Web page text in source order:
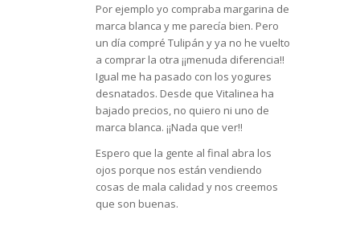
Por ejemplo yo compraba margarina de
marca blanca y me parecía bien. Pero
un día compré Tulipán y ya no he vuelto
a comprar la otra ¡¡menuda diferencia!!
Igual me ha pasado con los yogures
desnatados. Desde que Vitalinea ha
bajado precios, no quiero ni uno de
marca blanca. ¡¡Nada que ver!!
Espero que la gente al final abra los
ojos porque nos están vendiendo
cosas de mala calidad y nos creemos
que son buenas.